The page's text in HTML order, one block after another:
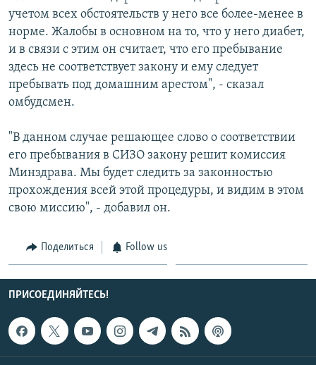
учетом всех обстоятельств у него все более-менее в
норме. Жалобы в основном на то, что у него диабет,
и в связи с этим он считает, что его пребывание
здесь не соответствует закону и ему следует
пребывать под домашним арестом", - сказал
омбудсмен.
"В данном случае решающее слово о соответствии
его пребывания в СИЗО закону решит комиссия
Минздрава. Мы будет следить за законностью
прохождения всей этой процедуры, и видим в этом
свою миссию", - добавил он.
Поделиться Follow us
ПРИСОЕДИНЯЙТЕСЬ!